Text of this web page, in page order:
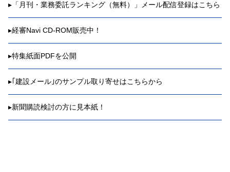
▸ 「月刊・業務委託ランキング（無料）」メール配信登録はこちら
▸経審Navi CD-ROM販売中！
▸特集紙面PDFを公開
▸｢建設メール｣のサンプル取り寄せはこちらから
▸新聞購読検討の方に見本紙！